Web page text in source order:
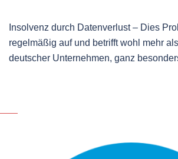
Insolvenz durch Datenverlust – Dies
regelmäßig auf und betrifft wohl mehr
deutscher Unternehmen, ganz